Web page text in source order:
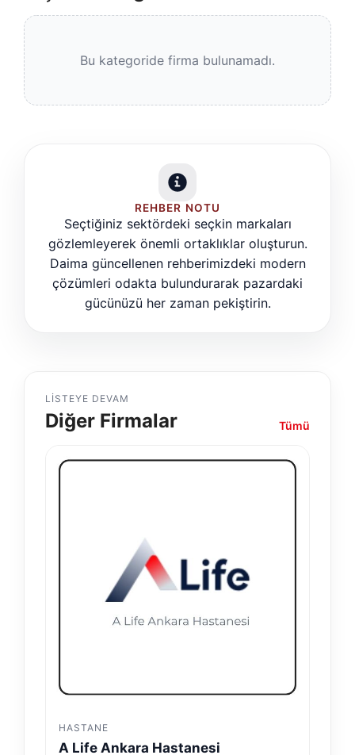
Bu kategoride firma bulunamadı.
REHBER NOTU
Seçtiğiniz sektördeki seçkin markaları
gözlemleyerek önemli ortaklıklar oluşturun.
Daima güncellenen rehberimizdeki modern
çözümleri odakta bulundurarak pazardaki
gücünüzü her zaman pekiştirin.
LISTEYE DEVAM
Diğer Firmalar Tümü
HASTANE
A Life Ankara Hastanesi